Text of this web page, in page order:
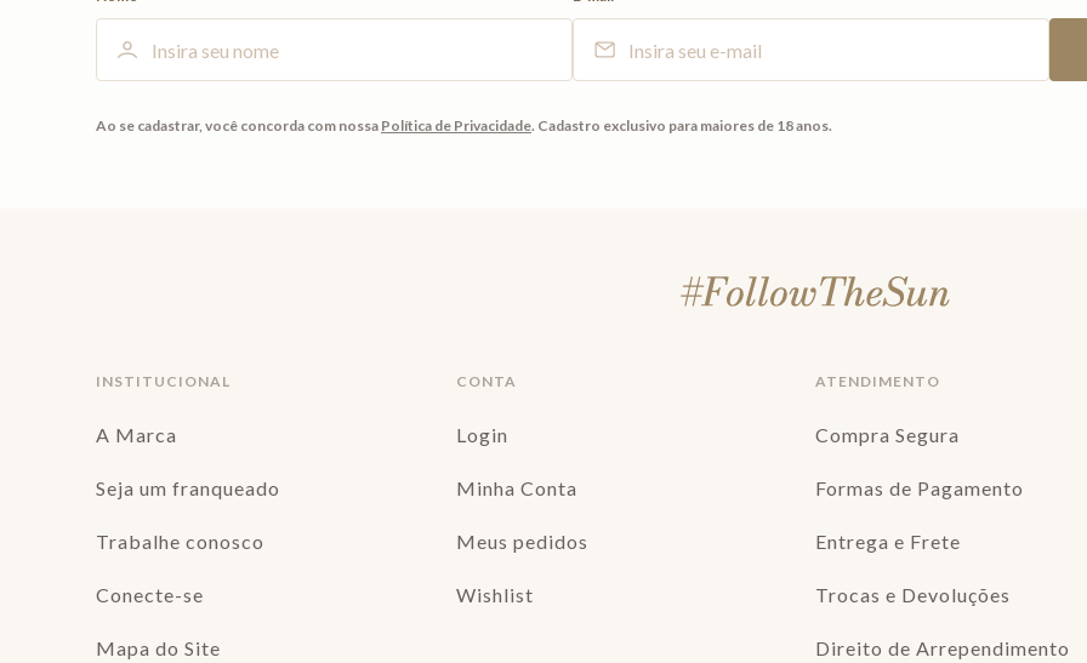
Ao se cadastrar, você concorda com nossa Política de Privacidade. Cadastro exclusivo para maiores de 18 anos.
INSTITUCIONAL
A Marca
Seja um franqueado
Trabalhe conosco
Conecte-se
Mapa do Site
CONTA
Login
Minha Conta
Meus pedidos
Wishlist
ATENDIMENTO
Compra Segura
Formas de Pagamento
Entrega e Frete
Trocas e Devoluções
Direito de Arrependimento